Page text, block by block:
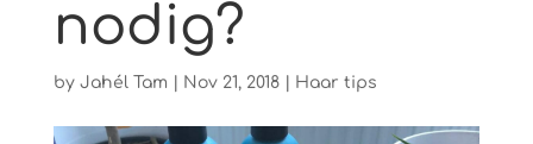
nodig?
by Jahél Tam Nov 21, 2018| Haar tips